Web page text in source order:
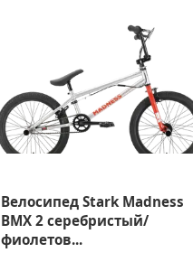
Велосипед Stark Madness
BMX 2 серебристый/
фиолетов...